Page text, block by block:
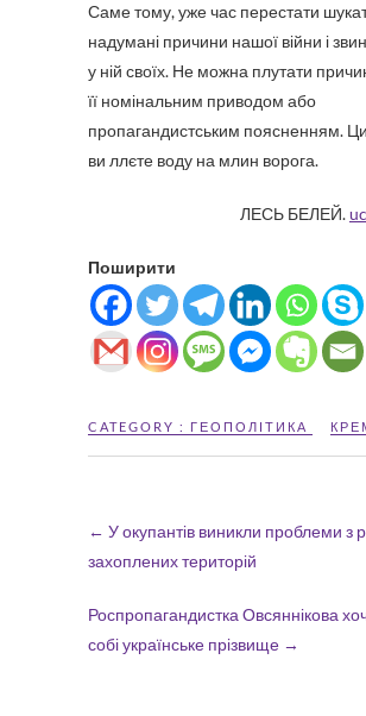
Саме тому, уже час перестати
надумані причини нашої війни і
у ній своїх. Не можна плутати
її номінальним приводом або
пропагандистським поясненням.
ви ллєте воду на млин ворога.
ЛЕСЬ БЕЛЕЙ.
Поширити
CATEGORY : ГЕОПОЛІТИКА
← У окупантів виникли проблеми з
захоплених територій
Роспропагандистка Овсяннікова
собі українське прізвище →